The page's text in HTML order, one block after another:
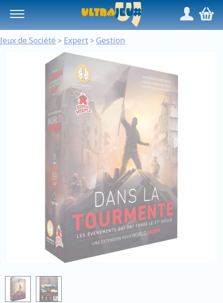
/,
Jeux de Société > Expert > Gestion